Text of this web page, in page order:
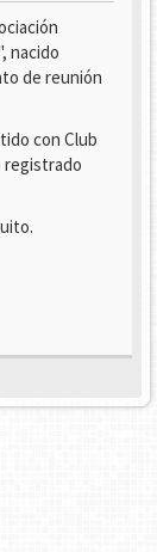
nacido
de reunión
con Club
registrado